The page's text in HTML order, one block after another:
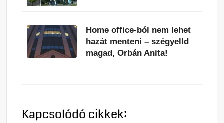
Home office-ból nem lehet
hazát menteni – szégyelld
magad, Orbán Anita!
Kapcsolódó cikkek: